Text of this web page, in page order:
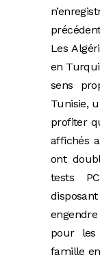
Les
en
sens
Tunisie,
profiter
affichés
ont
tests
pour les
famille